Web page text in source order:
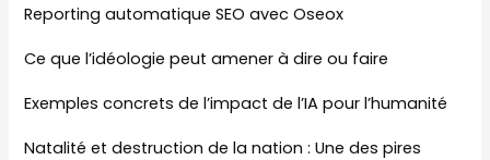
Reporting automatique SEO avec Oseox
Ce que l’idéologie peut amener à dire ou faire
Exemples concrets de l’impact de l’IA pour l’humanité
Natalité et destruction de la nation : Une des pires